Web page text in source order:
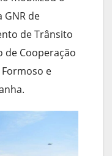
de
de Trânsito
de Cooperação
e